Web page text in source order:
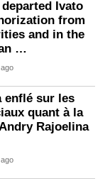
Ivato
from
and in the
…
enflé sur les
quant à la
Rajoelina